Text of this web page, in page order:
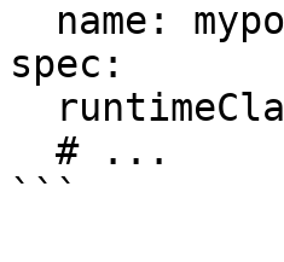
spec:
```